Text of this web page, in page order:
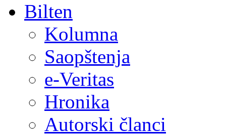
Bilten
Kolumna
Saopštenja
e-Veritas
Hronika
Autorski članci